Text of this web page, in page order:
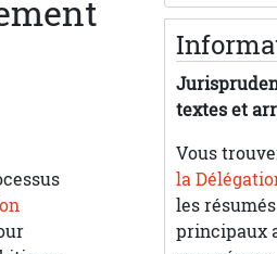
textes et
Vous
la
les
principaux